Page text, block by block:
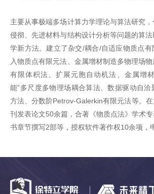
主要从事极端多场计算力学理论与算法研究
侵彻、先进材料与结构设计分析等问题的算
学新方法。建立了杂交/耦合/自适应物质点
入物质点有限元法、金属增材制造多物理场
有限体积法、扩展元胞自动机法、金属增
能”多尺度多物理场耦合算法、数据驱动自
方法、分数阶Petrov-Galerkin有限元法等。
刊发表论文50余篇，合著《物质点法》学术
书章节撰写2部等，授权软件著作权10余项，